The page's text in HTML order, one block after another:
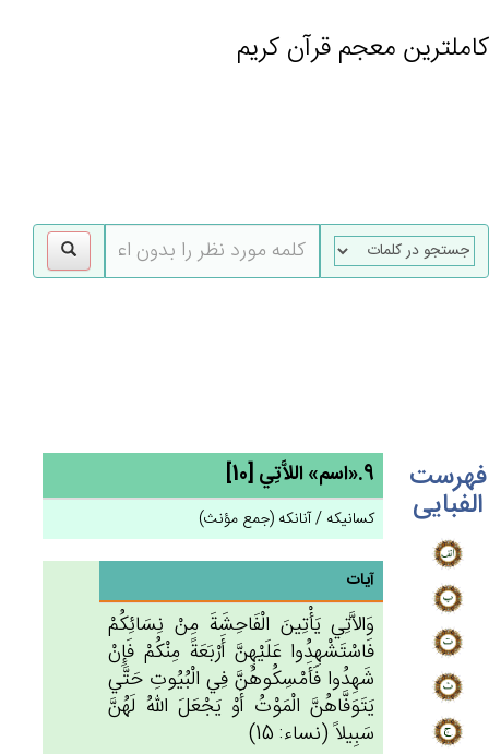
کاملترین معجم قرآن کریم
فهرست
الفبایی
9.«اسم» اللاَّتِي‌ [10]
کسانیکه / آنانکه (جمع مؤنث)
آیات
وَالاَّتِي‌‌ يَأْتِين‌َ الْفَاحِشَة‌َ مِنْ‌ نِسَائِكُم‌ْ
فَاسْتَشْهِدُوا عَلَيْهِن‌َّ أَرْبَعَة‌ً مِنْكُم‌ْ فَإِنْ‌
شَهِدُوا فَأَمْسِكُوهُن‌َّ فِي‌ الْبُيُوت‌ِ حَتَّي‌
يَتَوَفَّاهُن‌َّ الْمَوْت‌ُ أَوْ يَجْعَل‌َ الله‌ُ لَهُن‌َّ
سَبِيلاً (نساء: 15)